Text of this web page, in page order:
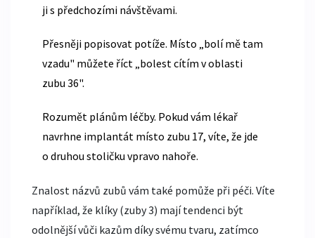
ji s předchozími návštěvami.
Přesněji popisovat potíže. Místo „bolí mě tam
vzadu" můžete říct „bolest cítím v oblasti
zubu 36".
Rozumět plánům léčby. Pokud vám lékař
navrhne implantát místo zubu 17, víte, že jde
o druhou stoličku vpravo nahoře.
Znalost názvů zubů vám také pomůže při péči. Víte
například, že klíky (zuby 3) mají tendenci být
odolnější vůči kazům díky svému tvaru, zatímco